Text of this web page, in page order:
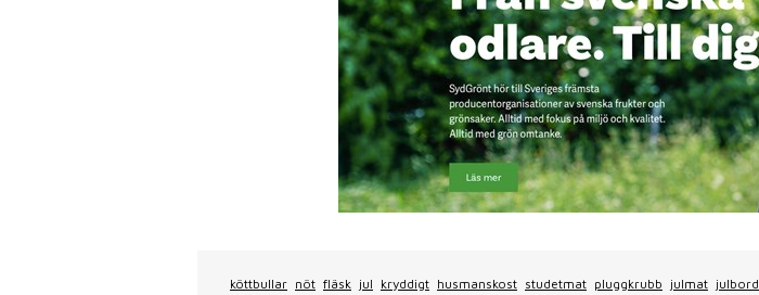
köttbullar nöt fläsk jul kryddigt husmanskost studetmat pluggkrubb julmat julbord